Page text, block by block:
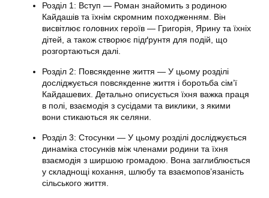
Розділ 1: Вступ — Роман знайомить з родиною
Кайдашів та їхнім скромним походженням. Він
висвітлює головних героїв — Григорія, Ярину та їхніх
дітей, а також створює підґрунтя для подій, що
розгортаються далі.
Розділ 2: Повсякденне життя — У цьому розділі
досліджується повсякденне життя і боротьба сім’ї
Кайдашевих. Детально описується їхня важка праця
в полі, взаємодія з сусідами та виклики, з якими
вони стикаються як селяни.
Розділ 3: Стосунки — У цьому розділі досліджується
динаміка стосунків між членами родини та їхня
взаємодія з ширшою громадою. Вона заглиблюється
у складнощі кохання, шлюбу та взаємопов’язаність
сільського життя.